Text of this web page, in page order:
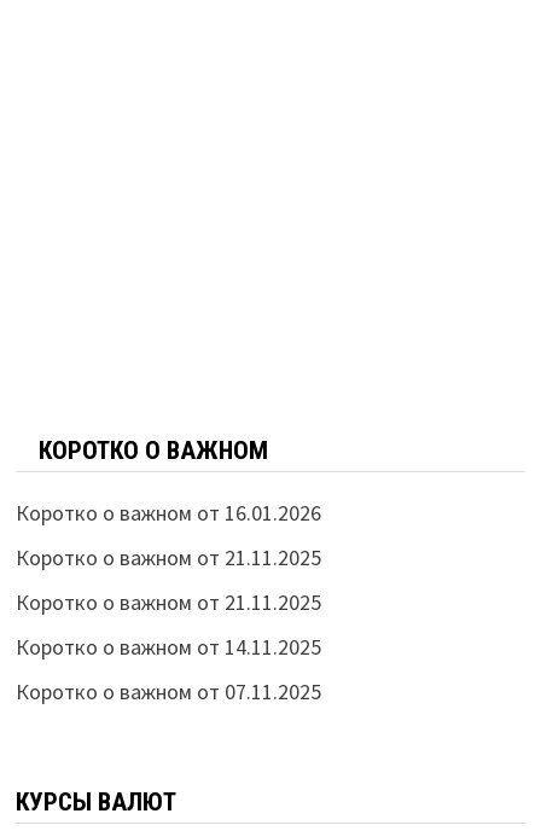
КОРОТКО О ВАЖНОМ
Коротко о важном от 16.01.2026
Коротко о важном от 21.11.2025
Коротко о важном от 21.11.2025
Коротко о важном от 14.11.2025
Коротко о важном от 07.11.2025
КУРСЫ ВАЛЮТ